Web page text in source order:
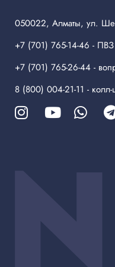
050022, Алматы, ул.
+7 (701) 765-14-46 - ПВЗ
+7 (701) 765-26-44 -
8 (800) 004-21-11 -